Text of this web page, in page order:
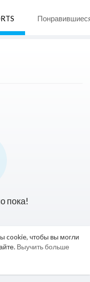
cookie, чтобы вы могли
Выучить больше
пока!